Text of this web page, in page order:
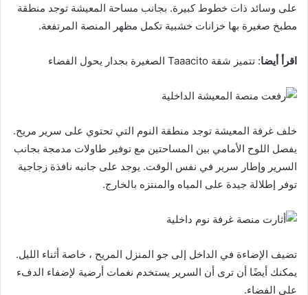
على وسائد ذات خطوط كبيرة. بجانب مساحة المعيشة توجد منطقة
مطبخ صغيرة بها خزانات خشبية تكمل مظهر المنصة المرتفعة.
اقرأ أيضا: تتميز شقة Taaacito الصغيرة بجدار يحول الفضاء
خلف غرفة المعيشة توجد منطقة النوم التي تحتوي على سرير مريح.
يفصل اللوح الأمامي بين المساحتين مع توفير طاولات مدمجة بجانب
السرير وإطار سرير في نفس الوقت. يوجد على جانبه نافذة زجاجية
توفر إطلالة جيدة على المياه والمنتزه بالخارج.
تضيف الإضاءة في الداخل إلى جو المنزل المريح ، خاصة أثناء الليل.
يمكنك أيضًا أن ترى أن السرير يستخدم نغمات أرضية لإضفاء الدفء
على الفضاء.